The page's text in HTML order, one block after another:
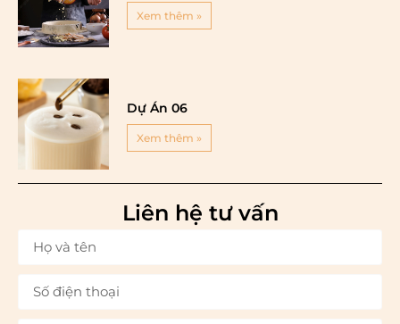
Xem thêm »
Dự Án 06
Xem thêm »
Liên hệ tư vấn